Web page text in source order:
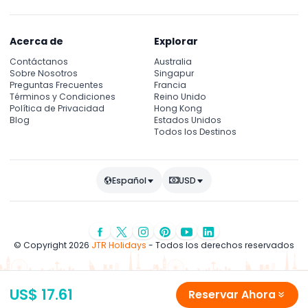
US$ 17.61 Reservar Ahora
Acerca de
Contáctanos
Sobre Nosotros
Preguntas Frecuentes
Términos y Condiciones
Política de Privacidad
Blog
Explorar
Australia
Singapur
Francia
Reino Unido
Hong Kong
Estados Unidos
Todos los Destinos
Español USD
© Copyright 2026 JTR Holidays - Todos los derechos reservados